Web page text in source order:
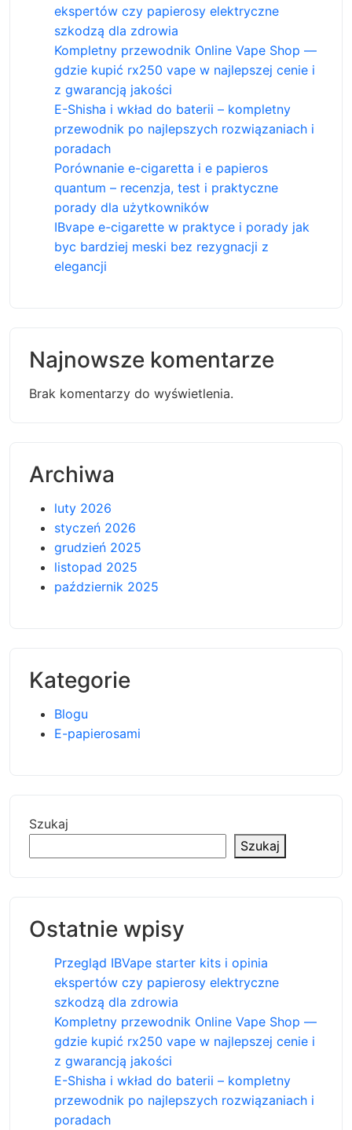
ekspertów czy papierosy elektryczne
szkodzą dla zdrowia
Kompletny przewodnik Online Vape Shop —
gdzie kupić rx250 vape w najlepszej cenie i
z gwarancją jakości
E-Shisha i wkład do baterii – kompletny
przewodnik po najlepszych rozwiązaniach i
poradach
Porównanie e-cigaretta i e papieros
quantum – recenzja, test i praktyczne
porady dla użytkowników
IBvape e-cigarette w praktyce i porady jak
byc bardziej meski bez rezygnacji z
elegancji
Najnowsze komentarze
Brak komentarzy do wyświetlenia.
Archiwa
luty 2026
styczeń 2026
grudzień 2025
listopad 2025
październik 2025
Kategorie
Blogu
E-papierosami
Szukaj
Szukaj
Ostatnie wpisy
Przegląd IBVape starter kits i opinia
ekspertów czy papierosy elektryczne
szkodzą dla zdrowia
Kompletny przewodnik Online Vape Shop —
gdzie kupić rx250 vape w najlepszej cenie i
z gwarancją jakości
E-Shisha i wkład do baterii – kompletny
przewodnik po najlepszych rozwiązaniach i
poradach